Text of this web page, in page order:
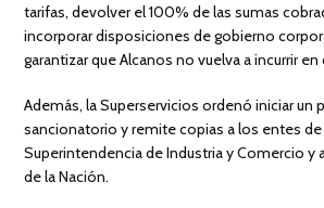
tarifas, devolver el 100% de las sumas
incorporar disposiciones de gobierno
garantizar que Alcanos no vuelva a incurrir
Además, la Superservicios ordenó iniciar un
sancionatorio y remite copias a los entes
Superintendencia de Industria y Comercio y
de la Nación.